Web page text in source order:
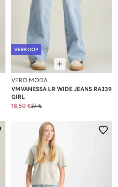
VERKOOP
VERO MODA
VMVANESSA LR WIDE JEANS RA339
GIRL
18,50 €37 €